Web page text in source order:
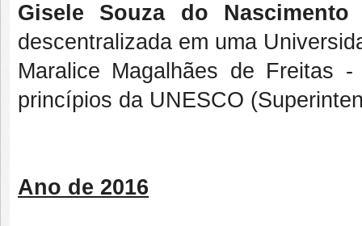
Gisele Souza do Nascimento
descentralizada em uma
Maralice Magalhães de Freitas -
princípios da UNESCO
Ano de 2016